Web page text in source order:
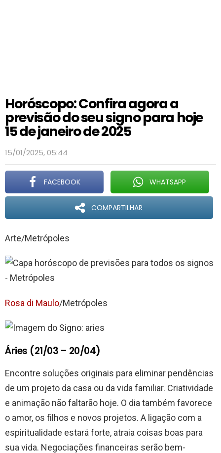
Horóscopo: Confira agora a
previsão do seu signo para hoje
15 de janeiro de 2025
15/01/2025, 05:44
FACEBOOK WHATSAPP
COMPARTILHAR
Arte/Metrópoles
Rosa di Maulo/Metrópoles
Áries (21/03 – 20/04)
Encontre soluções originais para eliminar pendências
de um projeto da casa ou da vida familiar. Criatividade
e animação não faltarão hoje. O dia também favorece
o amor, os filhos e novos projetos. A ligação com a
espiritualidade estará forte, atraia coisas boas para
sua vida. Negociações financeiras serão bem-